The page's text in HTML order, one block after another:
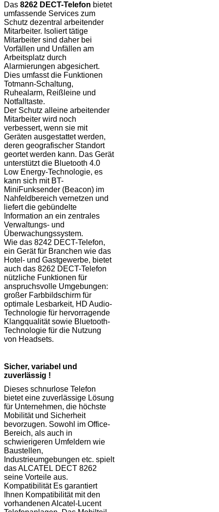
Das 8262 DECT-Telefon bietet
umfassende Services zum
Schutz dezentral arbeitender
Mitarbeiter. Isoliert tätige
Mitarbeiter sind daher bei
Vorfällen und Unfällen am
Arbeitsplatz durch
Alarmierungen abgesichert.
Dies umfasst die Funktionen
Totmann-Schaltung,
Ruhealarm, Reißleine und
Notfalltaste.
Der Schutz alleine arbeitender
Mitarbeiter wird noch
verbessert, wenn sie mit
Geräten ausgestattet werden,
deren geografischer Standort
geortet werden kann. Das Gerät
unterstützt die Bluetooth 4.0
Low Energy-Technologie, es
kann sich mit BT-
MiniFunksender (Beacon) im
Nahfeldbereich vernetzen und
liefert die gebündelte
Information an ein zentrales
Verwaltungs- und
Überwachungssystem.
Wie das 8242 DECT-Telefon,
ein Gerät für Branchen wie das
Hotel- und Gastgewerbe, bietet
auch das 8262 DECT-Telefon
nützliche Funktionen für
anspruchsvolle Umgebungen:
großer Farbbildschirm für
optimale Lesbarkeit, HD Audio-
Technologie für hervorragende
Klangqualität sowie Bluetooth-
Technologie für die Nutzung
von Headsets.
Sicher, variabel und
zuverlässig !
Dieses schnurlose Telefon
bietet eine zuverlässige Lösung
für Unternehmen, die höchste
Mobilität und Sicherheit
bevorzugen. Sowohl im Office-
Bereich, als auch in
schwierigeren Umfeldern wie
Baustellen,
Industrieumgebungen etc. spielt
das ALCATEL DECT 8262
seine Vorteile aus.
Kompatibilität Es garantiert
Ihnen Kompatibilität mit den
vorhandenen Alcatel-Lucent